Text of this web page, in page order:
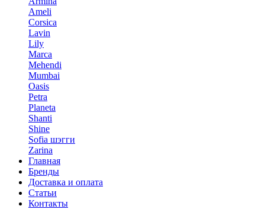
Ameli
Corsica
Lavin
Lily
Marca
Mehendi
Mumbai
Oasis
Petra
Planeta
Shanti
Shine
Sofia шэгги
Zarina
Главная
Бренды
Доставка и оплата
Статьи
Контакты